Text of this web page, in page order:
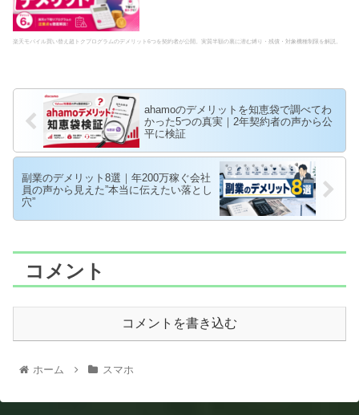
楽天モバイル買い替え超トクプログラムのデメリット6つを契約者が公開。実質半額の裏に潜む縛り・残債・対象機種制限を解説。
ahamoのデメリットを知恵袋で調べてわ
かった5つの真実｜2年契約者の声から公
平に検証
副業のデメリット8選｜年200万稼ぐ会社
員の声から見えた”本当に伝えたい落とし
穴”
コメント
コメントを書き込む
ホーム スマホ